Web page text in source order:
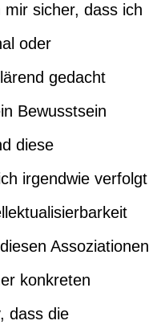
sicher, dass ich
oder
gedacht
Bewusstsein
diese
irgendwie verfolgt
Assoziationen
konkreten
dass die